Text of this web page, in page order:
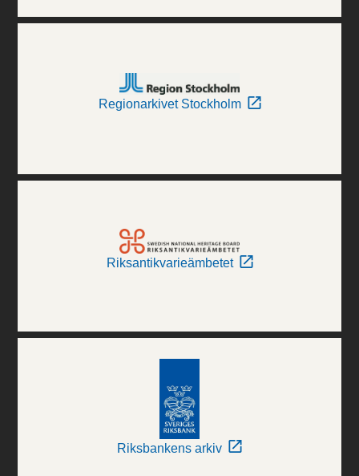
Regionarkivet Stockholm
Riksantikvarieämbetet
Riksbankens arkiv